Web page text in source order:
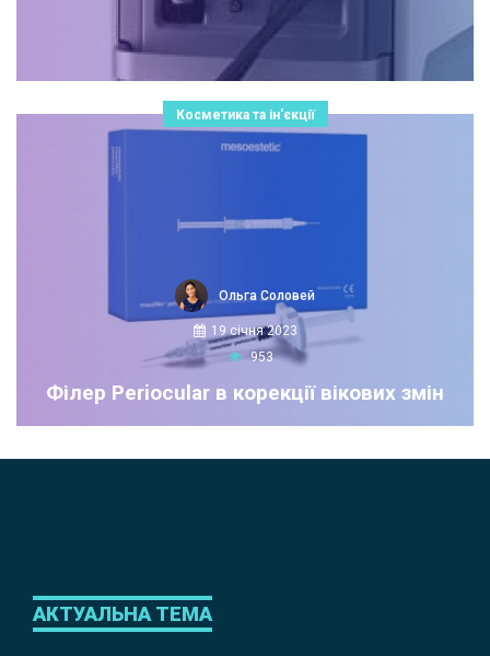
Косметика та ін'єкції
Ольга Соловей
19 січня 2023
953
Філер Periocular в корекції вікових змін
АКТУАЛЬНА ТЕМА